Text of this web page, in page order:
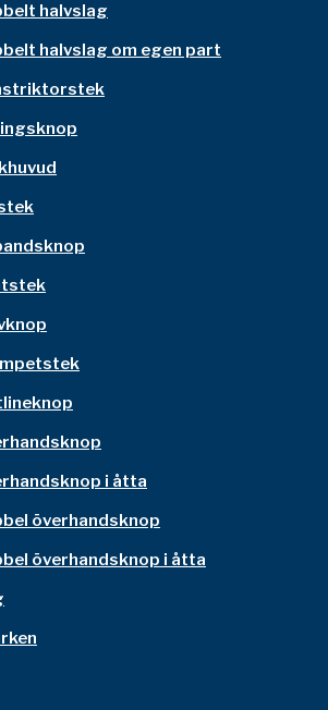
halvslag
halvslag om egen part
i åtta
överhandsknop
överhandsknop i åtta